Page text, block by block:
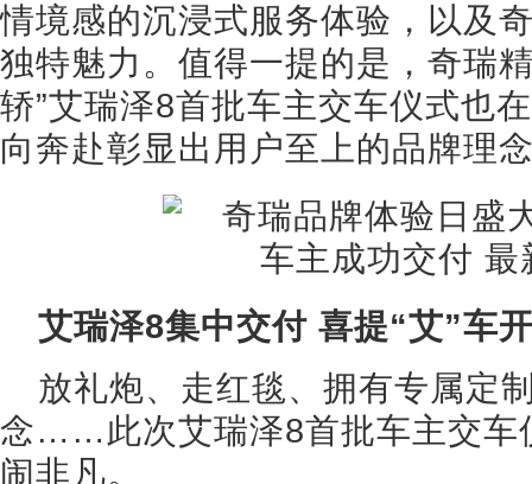
情境感的沉浸式服务体验，以及
独特魅力。值得一提的是，奇瑞
轿”艾瑞泽8首批车主交车仪式也
向奔赴彰显出用户至上的品牌理
艾瑞泽8集中交付 喜提“艾”车
放礼炮、走红毯、拥有专属定
念……此次艾瑞泽8首批车主交车
闹非凡。